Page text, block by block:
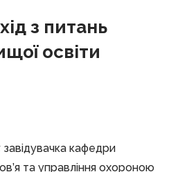
з питань
освіти
кафедри
та управління охороною